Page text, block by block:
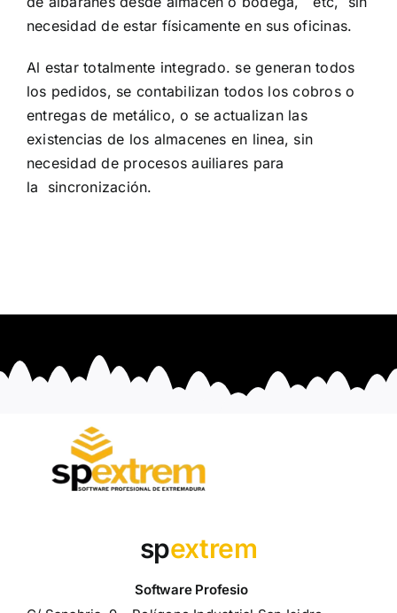
necesidad de estar físicamente en sus oficinas.
Al estar totalmente integrado. se generan todos
los pedidos, se contabilizan todos los cobros o
entregas de metálico, o se actualizan las
existencias de los almacenes en linea, sin
necesidad de procesos auiliares para
la sincronización.
spextrem